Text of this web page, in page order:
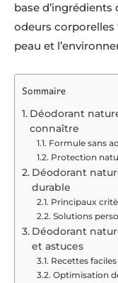
base
odeurs corporelles
peau et
Sommaire
Déodorant
connaître
Formule sans
Protection
Déodorant
durable
Principaux
Solutions
Déodorant
et astuces
Recettes
Optimisation